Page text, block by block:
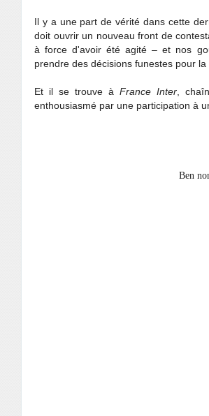
Il y a une part de vérité dans cette
doit ouvrir un nouveau front de
à force d'avoir été agité – et nos
prendre des décisions funestes pour la
Et il se trouve àFrance Inter ,
enthousiasmé par une participation à
Ben